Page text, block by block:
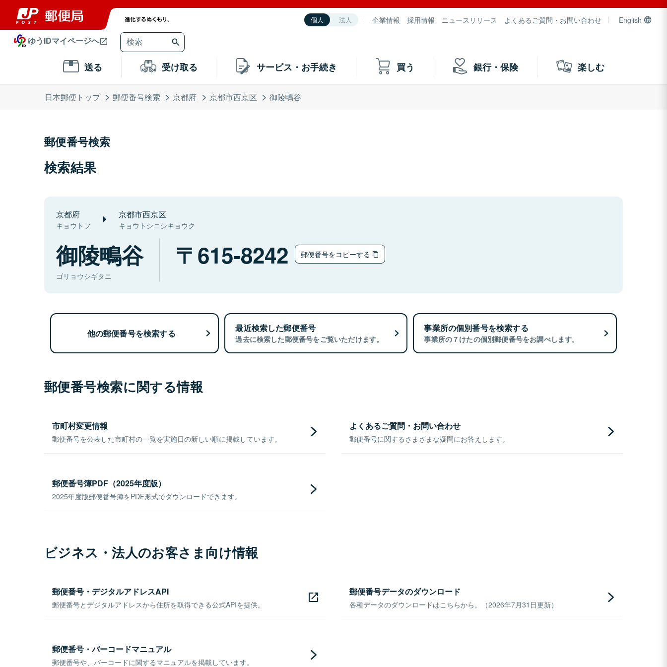
個人 法人 企業情報 採用情報 ニュースリリース よくあるご質問・お問い合わせ English
ゆうIDマイページへ
送る 受け取る サービス・お手続き 買う 銀行・保険 楽しむ
日本郵便トップ 郵便番号検索 京都府 京都市西京区 御陵鴫谷
郵便番号検索
検索結果
京都府
キョウトフ
京都市西京区
キョウトシニシキョウク
御陵鴫谷
ゴリョウシギタニ
615-8242 郵便番号をコピーする
他の郵便番号を検索する 最近検索した郵便番号
過去に検索した郵便番号をご覧いただけます。
事業所の個別番号を検索する
事業所の７けたの個別郵便番号をお調べします。
郵便番号検索に関する情報
市町村変更情報
郵便番号を公表した市町村の一覧を実施日の新しい順に掲載しています。
よくあるご質問・お問い合わせ
郵便番号に関するさまざまな疑問にお答えします。
郵便番号簿PDF（2025年度版）
2025年度版郵便番号簿をPDF形式でダウンロードできます。
ビジネス・法人のお客さま向け情報
郵便番号・デジタルアドレスAPI
郵便番号とデジタルアドレスから住所を取得できる公式APIを提供。
郵便番号データのダウンロード
各種データのダウンロードはこちらから。（2026年7月31日更新）
郵便番号・バーコードマニュアル
郵便番号や、バーコードに関するマニュアルを掲載しています。